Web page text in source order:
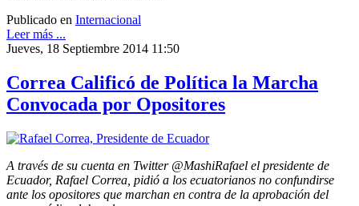
Publicado en Internacional
Leer más ...
Jueves, 18 Septiembre 2014 11:50
Correa Calificó de Política la Marcha
Convocada por Opositores
A través de su cuenta en Twitter @MashiRafael el presidente de
Ecuador, Rafael Correa, pidió a los ecuatorianos no confundirse
ante los opositores que marchan en contra de la aprobación del